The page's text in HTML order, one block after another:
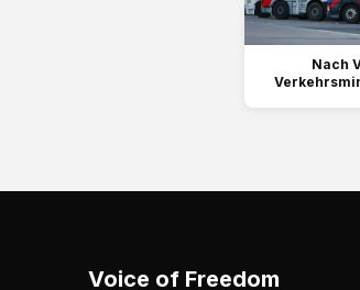
Nach
Voice of Freedom